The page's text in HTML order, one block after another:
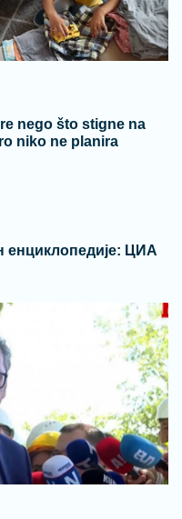
nego što stigne na
niko ne planira
енциклопедије: ЦИА